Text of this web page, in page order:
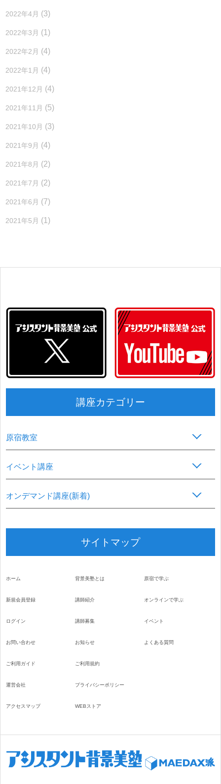
2022年4月 (3)
2022年3月 (1)
2022年2月 (4)
2022年1月 (4)
2021年12月 (4)
2021年11月 (5)
2021年10月 (3)
2021年9月 (4)
2021年8月 (2)
2021年7月 (2)
2021年6月 (7)
2021年5月 (1)
講座カテゴリー
原宿教室
イベント講座
オンデマンド講座(新着)
サイトマップ
ホーム
新規会員登録
ログイン
お問い合わせ
背景美塾とは
講師紹介
講師募集
お知らせ
原宿で学ぶ
オンラインで学ぶ
イベント
よくある質問
ご利用ガイド
運営会社
アクセスマップ
ご利用規約
プライバシーポリシー
WEBストア